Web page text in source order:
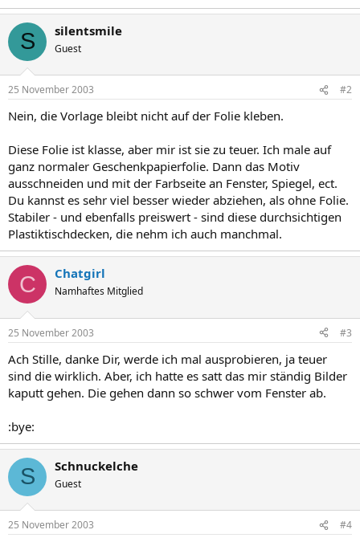
S silentsmile
Guest
25 November 2003 #2
Nein, die Vorlage bleibt nicht auf der Folie kleben.
Diese Folie ist klasse, aber mir ist sie zu teuer. Ich male auf
ganz normaler Geschenkpapierfolie. Dann das Motiv
ausschneiden und mit der Farbseite an Fenster, Spiegel, ect.
Du kannst es sehr viel besser wieder abziehen, als ohne Folie.
Stabiler - und ebenfalls preiswert - sind diese durchsichtigen
Plastiktischdecken, die nehm ich auch manchmal.
C Chatgirl
Namhaftes Mitglied
25 November 2003 #3
Ach Stille, danke Dir, werde ich mal ausprobieren, ja teuer
sind die wirklich. Aber, ich hatte es satt das mir ständig Bilder
kaputt gehen. Die gehen dann so schwer vom Fenster ab.
:bye:
S Schnuckelche
Guest
25 November 2003 #4